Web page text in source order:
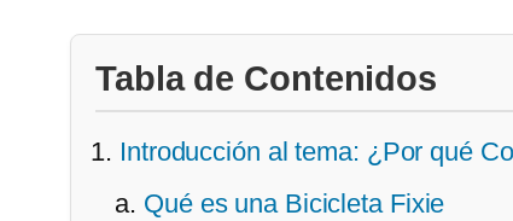
Tabla de Contenidos
Introducción al tema: ¿Por qué
Qué es una Bicicleta Fixie